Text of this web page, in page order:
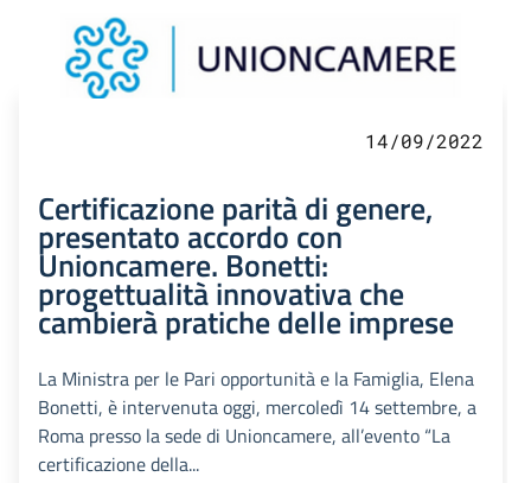
14/09/2022
Certificazione parità di genere,
presentato accordo con
Unioncamere. Bonetti:
progettualità innovativa che
cambierà pratiche delle imprese
La Ministra per le Pari opportunità e la Famiglia, Elena
Bonetti, è intervenuta oggi, mercoledì 14 settembre, a
Roma presso la sede di Unioncamere, all’evento “La
certificazione della...